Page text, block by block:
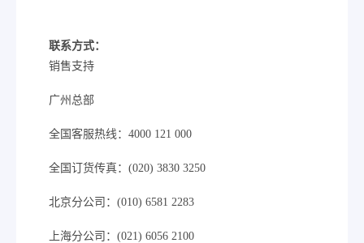
联系方式：
销售支持
广州总部
全国客服热线：4000 121 000
全国订货传真：(020) 3830 3250
北京分公司：(010) 6581 2283
上海分公司：(021) 6056 2100